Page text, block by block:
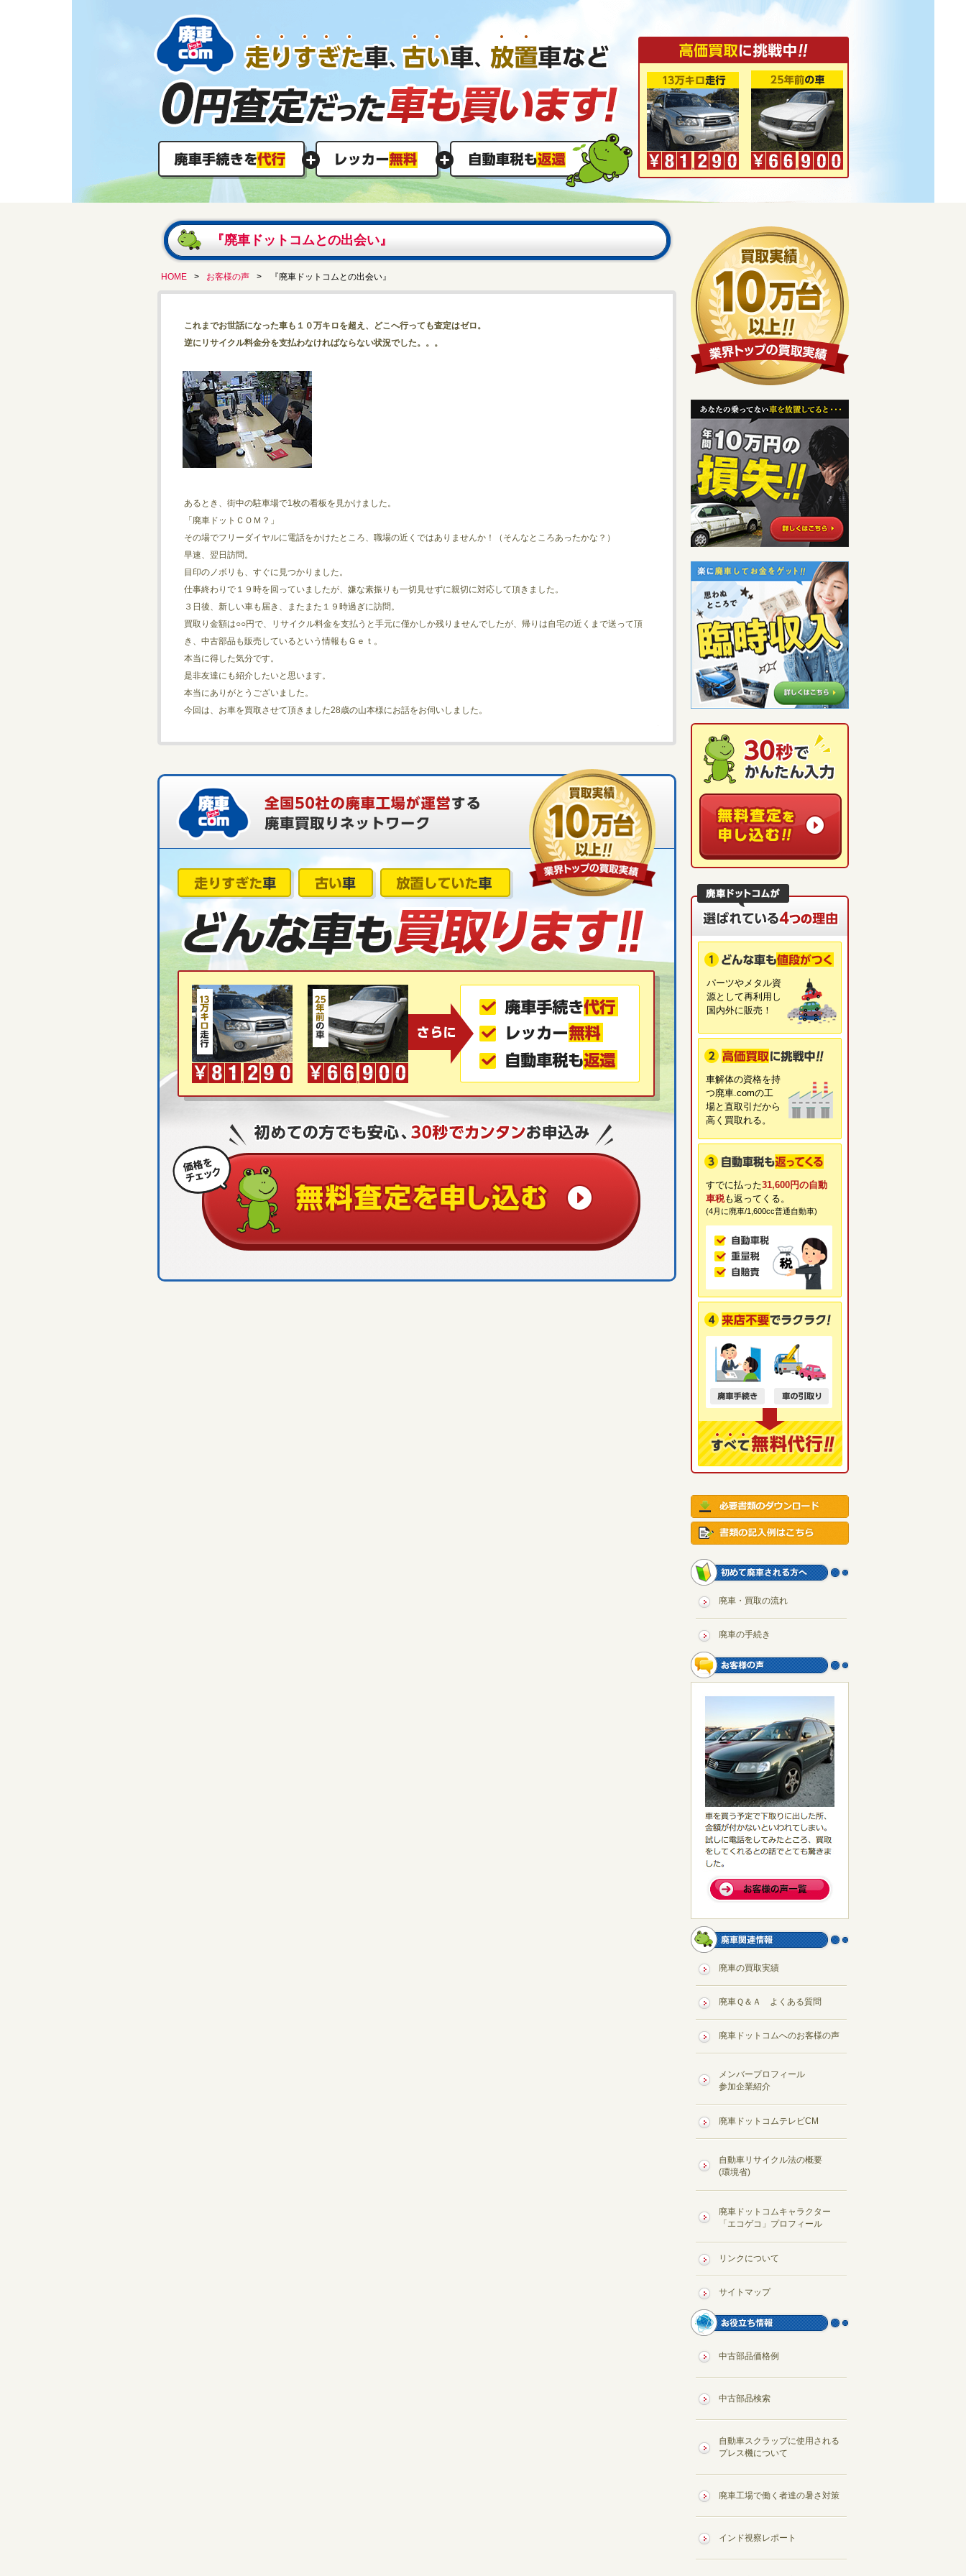
『廃車ドットコムとの出会い』
HOME > お客様の声 > 『廃車ドットコムとの出会い』
これまでお世話になった車も１０万キロを超え、どこへ行っても査定はゼロ。
逆にリサイクル料金分を支払わなければならない状況でした。。。
あるとき、街中の駐車場で1枚の看板を見かけました。
「廃車ドットＣＯＭ？」
その場でフリーダイヤルに電話をかけたところ、職場の近くではありませんか！（そんなところあったかな？）
早速、翌日訪問。
目印のノボリも、すぐに見つかりました。
仕事終わりで１９時を回っていましたが、嫌な素振りも一切見せずに親切に対応して頂きました。
３日後、新しい車も届き、またまた１９時過ぎに訪問。
買取り金額は○○円で、リサイクル料金を支払うと手元に僅かしか残りませんでしたが、帰りは自宅の近くまで送って頂
き、中古部品も販売しているという情報もＧｅｔ。
本当に得した気分です。
是非友達にも紹介したいと思います。
本当にありがとうございました。
今回は、お車を買取させて頂きました28歳の山本様にお話をお伺いしました。
パーツやメタル資
源として再利用し
国内外に販売！
車解体の資格を持
つ廃車.comの工
場と直取引だから
高く買取れる。
すでに払った31,600円の自動
車税も返ってくる。
(4月に廃車/1,600cc普通自動車)
廃車・買取の流れ
廃車の手続き
廃車の買取実績
廃車Ｑ＆Ａ よくある質問
廃車ドットコムへのお客様の声
メンバープロフィール
参加企業紹介
廃車ドットコムテレビCM
自動車リサイクル法の概要
(環境省)
廃車ドットコムキャラクター
「エコゲコ」プロフィール
リンクについて
サイトマップ
中古部品価格例
中古部品検索
自動車スクラップに使用される
プレス機について
廃車工場で働く者達の暑さ対策
インド視察レポート